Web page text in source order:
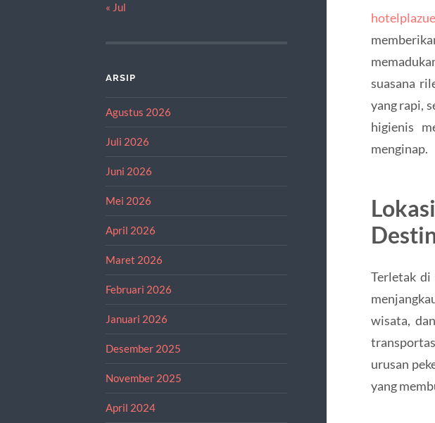
« Jul
ARSIP
Agustus 2026
Juli 2026
Juni 2026
Mei 2026
April 2026
Maret 2026
Februari 2026
Januari 2026
Desember 2025
November 2025
April 2024
suasana
yang rapi,
higienis
menginap.
Terletak
wisata,
urusan
yang